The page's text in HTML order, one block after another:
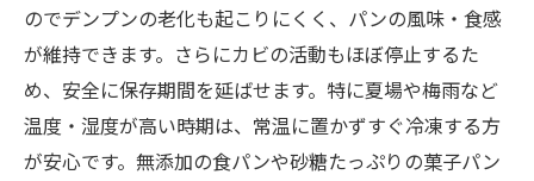
のでデンプンの老化も起こりにくく、パンの風味・食感
が維持できます。さらにカビの活動もほぼ停止するた
め、安全に保存期間を延ばせます。特に夏場や梅雨など
温度・湿度が高い時期は、常温に置かずすぐ冷凍する方
が安心です。無添加の食パンや砂糖たっぷりの菓子パン